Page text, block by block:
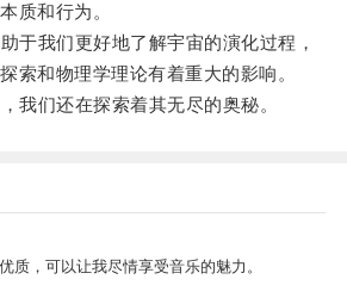
质和行为。
我们更好地了解宇宙的演化过程，
索和物理学理论有着重大的影响。
们还在探索着其无尽的奥秘。
质，可以让我尽情享受音乐的魅力。